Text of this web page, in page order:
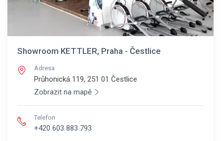
Showroom KETTLER, Praha - Čestlice
Adresa
Průhonická 119, 251 01 Čestlice
Zobrazit na mapě
Telefon
+420 603 883 793